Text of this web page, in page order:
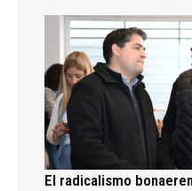
El radicalismo